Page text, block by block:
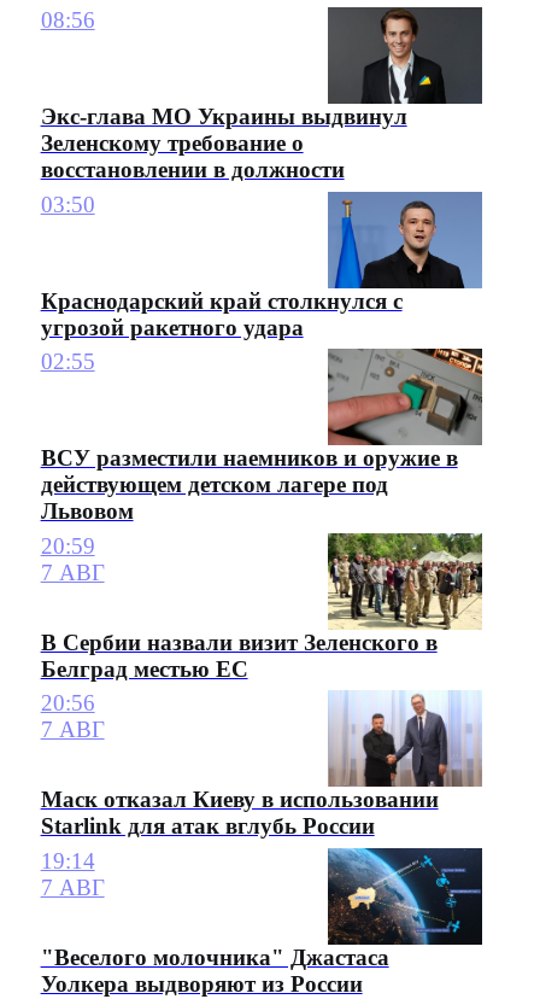
08:56
Экс-глава МО Украины выдвинул
Зеленскому требование о
восстановлении в должности
03:50
Краснодарский край столкнулся с
угрозой ракетного удара
02:55
ВСУ разместили наемников и оружие в
действующем детском лагере под
Львовом
20:59
7 АВГ
В Сербии назвали визит Зеленского в
Белград местью ЕС
20:56
7 АВГ
Маск отказал Киеву в использовании
Starlink для атак вглубь России
19:14
7 АВГ
"Веселого молочника" Джастаса
Уолкера выдворяют из России